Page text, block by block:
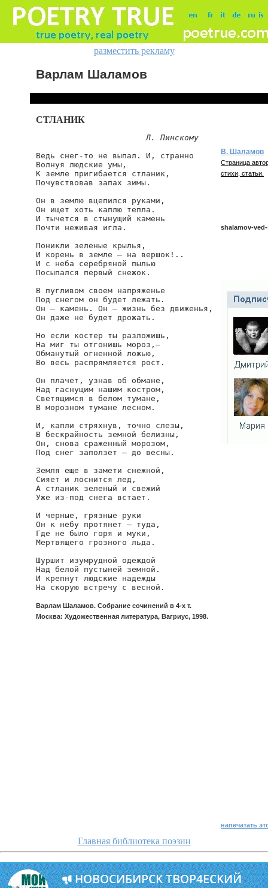
разместить рекламу
Варлам Шаламов
СТЛАНИК
Л. Пинскому
Ведь снег-то не выпал. И, странно
Волнуя людские умы,
К земле пригибается стланик,
Почувствовав запах зимы.
Он в землю вцепился руками,
Он ищет хоть каплю тепла.
И тычется в стынущий камень
Почти неживая игла.
Поникли зеленые крылья,
И корень в земле — на вершок!..
И с неба серебряной пылью
Посыпался первый снежок.
В пугливом своем напряженье
Под снегом он будет лежать.
Он — камень. Он — жизнь без движенья,
Он даже не будет дрожать.
Но если костер ты разложишь,
На миг ты отгонишь мороз,—
Обманутый огненной ложью,
Во весь распрямляется рост.
Он плачет, узнав об обмане,
Над гаснущим нашим костром,
Светящимся в белом тумане,
В морозном тумане лесном.
И, капли стряхнув, точно слезы,
В бескрайность земной белизны,
Он, снова сраженный морозом,
Под снег заползет — до весны.
Земля еще в замети снежной,
Сияет и лоснится лед,
А стланик зеленый и свежий
Уже из-под снега встает.
И черные, грязные руки
Он к небу протянет — туда,
Где не было горя и муки,
Мертвящего грозного льда.
Шуршит изумрудной одеждой
Над белой пустыней земной.
И крепнут людские надежды
На скорую встречу с весной.
Варлам Шаламов. Собрание сочинений в 4-х т.
Москва: Художественная литература, Вагриус, 1998.
В. Шаламов
Страница
стихи, статьи.
shalamov-
напечатать
Главная библиотека поэзии